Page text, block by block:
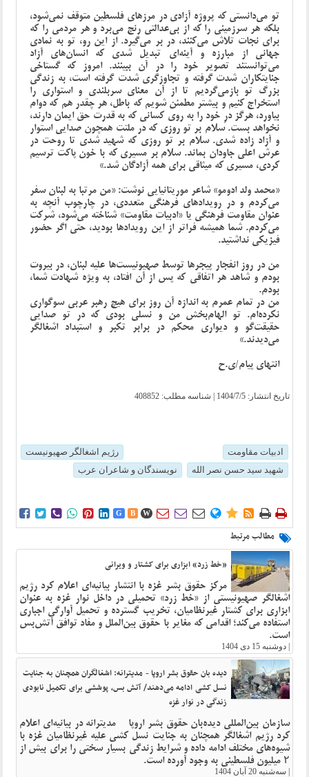
تو می‌دانستی که پروژه آزادی در مرزهای فلسطین متوقف نمی‌شود،
بلکه هر سرزمینی را که از بی‌عدالتی رنج می‌برد و هر مردمی را که
برای نجات تلاش می‌کنند، در بر می‌گیرد. از این رو، تو به نمادی
جهانی از مبارزه و آینه‌ای تبدیل شدی که انسان‌های آزاد
می‌توانستند تصویر خود را در آن ببینند. امروز که گستاخی
جنایتکاران شدت گرفته و تجاوزگری شدت گرفته است، به زندگی
بزرگ تو بازمی‌گردیم تا از آن معنای سربلندی و استواری را
استخراج کنیم و بیشتر مطمئن شویم که باطل، هر چقدر هم که دوام
بیاورد، هرگز درِ خود را به روی کسانی که به قدرت حق ایمان دارند،
نخواهد بست. سلام بر تو روزی که در ملتت همچون صدایی استوار
و آزاد زاده شدی. سلام بر تو روزی که شهید شدی تا روحت در
عرش اعلی جاودان بماند. سلام بر مسیری که با خون پاکت ترسیم
کردی، مسیری که میثاقی برای همه آزادگان شد.»
«محمد ولد ادومو» شاعر موریتانیایی نوشت: «من مرتبا به لبنان سفر
می‌کردم و در رویدادهای فرهنگی متعددی، در چارچوب آنچه به
عنوان مقاومت فرهنگی یا «ادبیات مقاومت» شناخته می‌شود، شرکت
می‌کردم. شما همیشه فراتر از این رویدادها بودید، حتی اگر حضور
فیزیکی نداشتید.
من در روز انفجار پیجرها توسط صهیونیست‌ها علیه لبنان، در بیروت
بودم و شاهد هر اتفاقی که پس از آن افتاد، به ویژه شهادت شما،
بودم.
من در تمام عمرم به اندازه آن روز برای هیچ رهبر عربی سوگواری
نکرده‌ام. تو الهام‌بخش من و نسلی بودی که در تو صدایی
حقیقت‌گو و دیواری محکم در برابر تکبر و استبداد اشغالگر
می‌دیدند.»
انتهای پیام/ی.ح
تاریخ انتشار: 1404/7/5 | شناسه مطلب: 408852
ادبیات مقاومت
رژیم اشغالگر صهیونیست
شهید سید حسن نصر الله
نویسندگان و شاعران عرب
      G B W        
مطالب مرتبط
«خط زرد» ابزاری برای کشتار و ویرانی
مرکز حقوق بشر غزه با انتشار بیانیه‌ای اعلام کرد رژیم
اشغالگر صهیونیستی از «خط زرد» تحمیلی در داخل نوار غزه به‌ عنوان
ابزاری برای کشتار غیرنظامیان، تخریب گسترده و تحمیل آوارگی اجباری
استفاده می‌کند؛ اقدامی که مغایر با حقوق بین‌الملل و مفاد توافق آتش‌بس
است.
دوشنبه 15 دی 1404
دیده بان حقوق بشر اروپا - مدیترانه: اشغالگران همچنان به جنایت
نسل کشی ادامه می‌دهند/ آتش بس، پوششی برای تکمیل نابودی
زندگی در نوار غزه
سازمان بین‌المللی دیده‌بان حقوق بشر اروپا - مدیترانه در بیانیه‌ای اعلام
کرد رژیم اشغالگر همچنان به جنایت نسل کشی علیه غیرنظامیان غزه با
شیوه‌های مختلف ادامه داده و شرایط زندگی بسیار سختی را برای بیش از
۲ میلیون فلسطینی به وجود آورده است.
سه‌شنبه 20 آبان 1404